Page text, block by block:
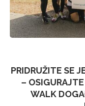
PRIDRUŽITE SE
–
WALK